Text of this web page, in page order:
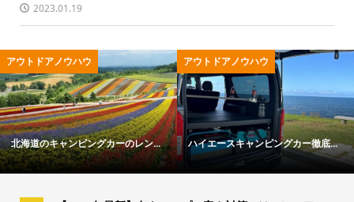
2023.01.19
ウトドアノウハウ
北海道のキャンピングカーのレン...
アウトドアノウハウ
ハイエースキャンピングカー徹底...